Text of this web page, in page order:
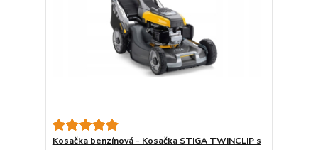
Kosačka benzínová - Kosačka STIGA TWINCLIP s